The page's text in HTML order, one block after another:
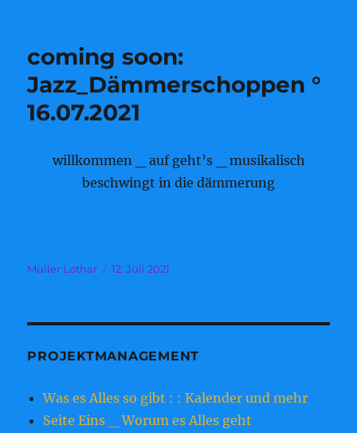
coming soon:
Jazz_Dämmerschoppen °
16.07.2021
willkommen _ auf geht’s _ musikalisch
beschwingt in die dämmerung
Autor
Müller Lothar
Veröffentlicht
12. Juli 2021
PROJEKTMANAGEMENT
Was es Alles so gibt : : Kalender und mehr
Seite Eins _ Worum es Alles geht